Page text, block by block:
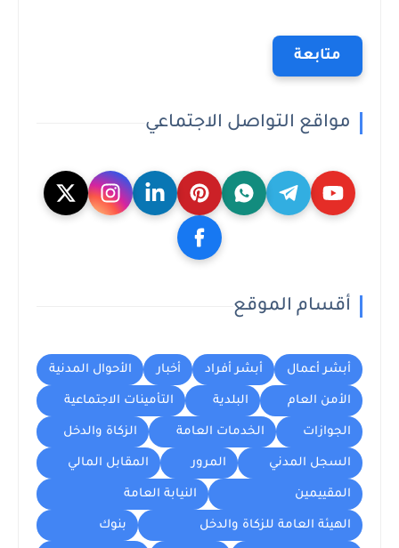
متابعة
مواقع التواصل الاجتماعي
أقسام الموقع
أبشر أعمال أبشر أفراد أخبار الأحوال المدنية
الأمن العام البلدية التأمينات الاجتماعية
الجوازات الخدمات العامة الزكاة والدخل
السجل المدني المرور المقابل المالي
المقييمين النيابة العامة
الهيئة العامة للزكاة والدخل بنوك